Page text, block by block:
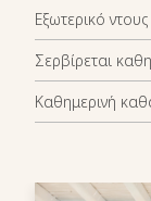
Εξωτερικό ντους
Σερβίρεται
Καθημερινή